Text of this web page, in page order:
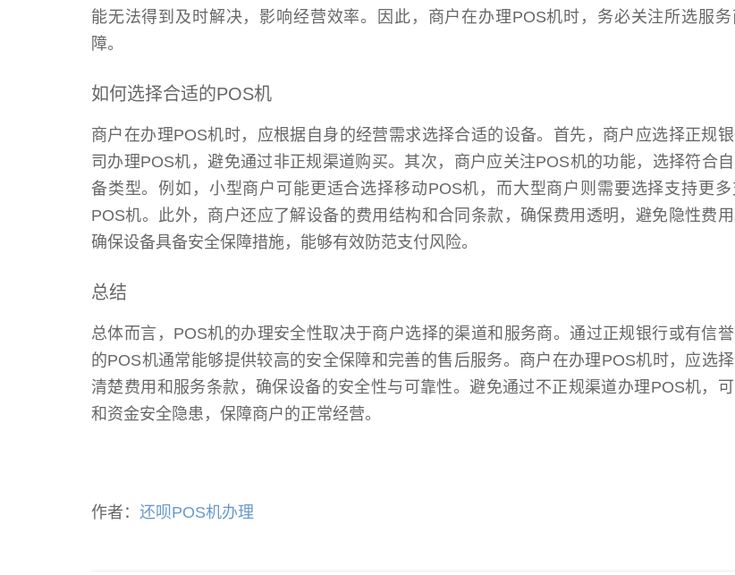
能无法得到及时解决，影响经营效率。因此，商户在办理POS机时，务必关注所选服
障。
如何选择合适的POS机
商户在办理POS机时，应根据自身的经营需求选择合适的设备。首先，商户应选择正规
司办理POS机，避免通过非正规渠道购买。其次，商户应关注POS机的功能，选择符合
备类型。例如，小型商户可能更适合选择移动POS机，而大型商户则需要选择支持更
POS机。此外，商户还应了解设备的费用结构和合同条款，确保费用透明，避免隐性费
确保设备具备安全保障措施，能够有效防范支付风险。
总结
总体而言，POS机的办理安全性取决于商户选择的渠道和服务商。通过正规银行或有信
的POS机通常能够提供较高的安全保障和完善的售后服务。商户在办理POS机时，应选
清楚费用和服务条款，确保设备的安全性与可靠性。避免通过不正规渠道办理POS机，
和资金安全隐患，保障商户的正常经营。
作者： 还呗POS机办理